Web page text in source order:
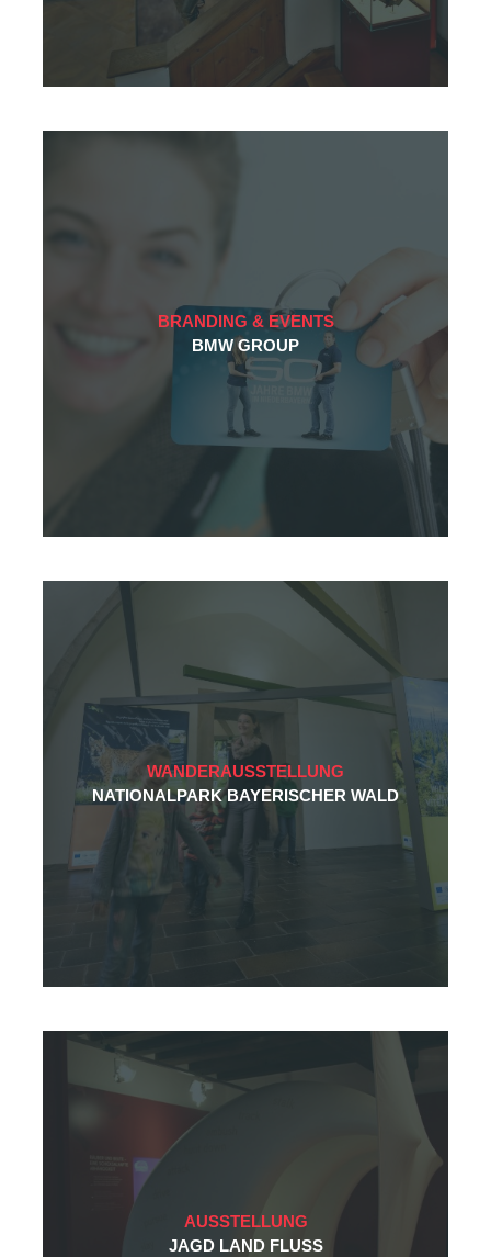
Publikationen
Kontakt
Datenschutz Impressum AGB
BRANDING & EVENTS
BMW GROUP
WANDERAUSSTELLUNG
NATIONALPARK BAYERISCHER WALD
AUSSTELLUNG
JAGD LAND FLUSS